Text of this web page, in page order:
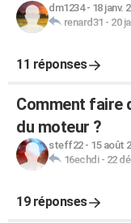
dm1234- 18 janv.
renard31 - 20
11 réponses
Comment faire
du moteur ?
steff22- 15 août
16echdi- 22
19 réponses